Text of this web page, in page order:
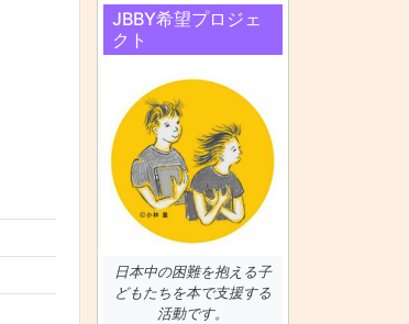
JBBY希望プロジェ
クト
日本中の困難を抱える子
どもたちを本で支援する
活動です。